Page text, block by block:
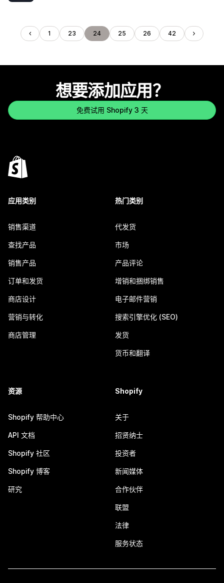
1 23 24 25 26 42
想要添加应用？
免费试用 Shopify 3 天
应用类别
销售渠道
查找产品
销售产品
订单和发货
商店设计
营销与转化
商店管理
热门类别
代发货
市场
产品评论
增销和捆绑销售
电子邮件营销
搜索引擎优化 (SEO)
发货
货币和翻译
资源
Shopify 帮助中心
API 文档
Shopify 社区
Shopify 博客
研究
Shopify
关于
招贤纳士
投资者
新闻媒体
合作伙伴
联盟
法律
服务状态